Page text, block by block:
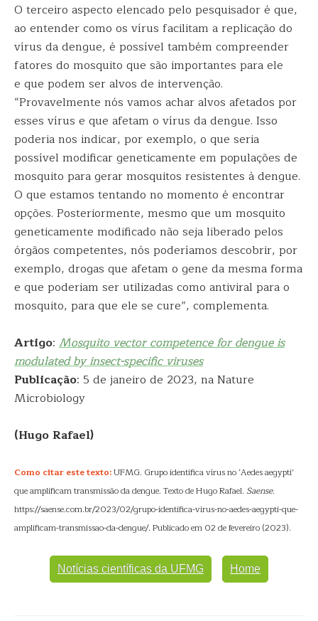
O terceiro aspecto elencado pelo pesquisador é que,
ao entender como os vírus facilitam a replicação do
vírus da dengue, é possível também compreender
fatores do mosquito que são importantes para ele
e que podem ser alvos de intervenção.
“Provavelmente nós vamos achar alvos afetados por
esses vírus e que afetam o vírus da dengue. Isso
poderia nos indicar, por exemplo, o que seria
possível modificar geneticamente em populações de
mosquito para gerar mosquitos resistentes à dengue.
O que estamos tentando no momento é encontrar
opções. Posteriormente, mesmo que um mosquito
geneticamente modificado não seja liberado pelos
órgãos competentes, nós poderíamos descobrir, por
exemplo, drogas que afetam o gene da mesma forma
e que poderiam ser utilizadas como antiviral para o
mosquito, para que ele se cure”, complementa.
Artigo: Mosquito vector competence for dengue is
modulated by insect-specific viruses
Publicação: 5 de janeiro de 2023, na Nature
Microbiology
(HugoRafael)
Como citar este texto:UFMG. Grupo identifica vírus no ‘Aedes aegypti’
que amplificam transmissão da dengue. Texto de Hugo Rafael. Saense.
https://saense.com.br/2023/02/grupo-identifica-virus-no-aedes-aegypti-que-
amplificam-transmissao-da-dengue/. Publicado em 02 de fevereiro (2023).
Notícias científicas da UFMG Home